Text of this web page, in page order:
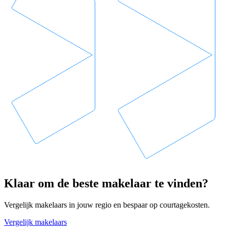
Klaar om de beste makelaar te vinden?
Vergelijk makelaars in jouw regio en bespaar op courtagekosten.
Vergelijk makelaars